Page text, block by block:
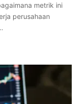
metrik ini
perusahaan